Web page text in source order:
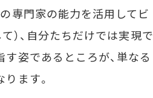
専門家の能力を活用してビ
）、自分たちだけでは実現で
姿であるところが、単なる
ます。